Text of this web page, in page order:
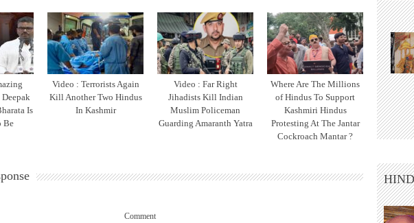
Deepak
Is
Be
Video : Terrorists Again
Kill Another Two Hindus
In Kashmir
Video : Far Right
Jihadists Kill Indian
Muslim Policeman
Guarding Amaranth Yatra
Where Are The Millions
of Hindus To Support
Kashmiri Hindus
Protesting At The Jantar
Cockroach Mantar ?
Comment